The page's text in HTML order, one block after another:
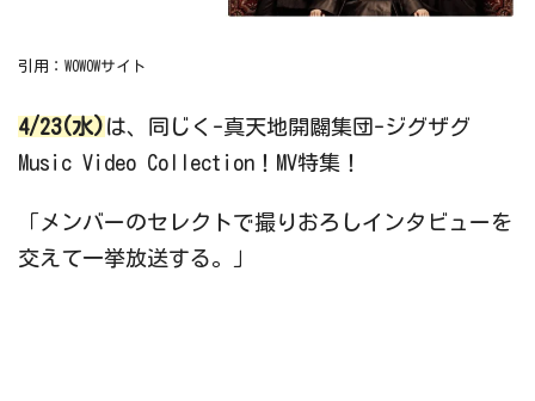
引用：WOWOWサイト
4/23(水) は、同じく-真天地開闢集団-ジグザグ
Music Video Collection！MV特集！
「メンバーのセレクトで撮りおろしインタビューを
交えて一挙放送する。」